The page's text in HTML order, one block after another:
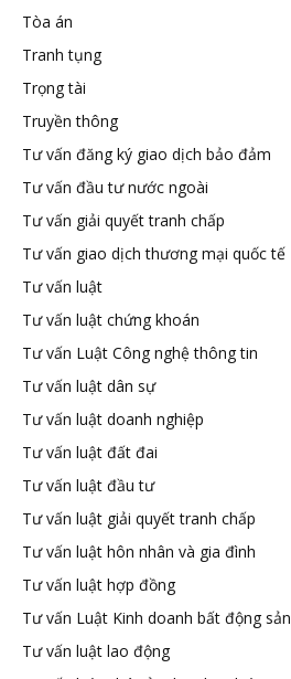
Tòa án
Tranh tụng
Trọng tài
Truyền thông
Tư vấn đăng ký giao dịch bảo đảm
Tư vấn đầu tư nước ngoài
Tư vấn giải quyết tranh chấp
Tư vấn giao dịch thương mại quốc tế
Tư vấn luật
Tư vấn luật chứng khoán
Tư vấn Luật Công nghệ thông tin
Tư vấn luật dân sự
Tư vấn luật doanh nghiệp
Tư vấn luật đất đai
Tư vấn luật đầu tư
Tư vấn luật giải quyết tranh chấp
Tư vấn luật hôn nhân và gia đình
Tư vấn luật hợp đồng
Tư vấn Luật Kinh doanh bất động sản
Tư vấn luật lao động